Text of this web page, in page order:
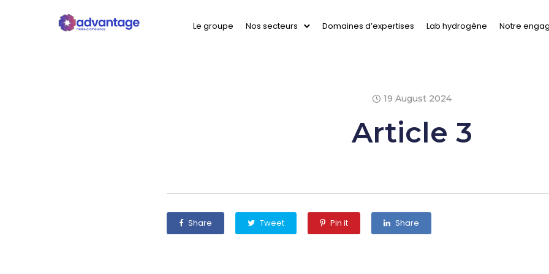
Le groupe Nos secteurs Domaines d’expertises Lab hydrogène Notre
19 August 2024
Article 3
Share Tweet Pin it Share